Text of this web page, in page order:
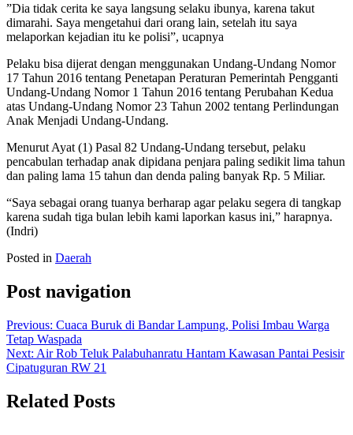
”Dia tidak cerita ke saya langsung selaku ibunya, karena takut
dimarahi. Saya mengetahui dari orang lain, setelah itu saya
melaporkan kejadian itu ke polisi”, ucapnya
Pelaku bisa dijerat dengan menggunakan Undang-Undang Nomor
17 Tahun 2016 tentang Penetapan Peraturan Pemerintah Pengganti
Undang-Undang Nomor 1 Tahun 2016 tentang Perubahan Kedua
atas Undang-Undang Nomor 23 Tahun 2002 tentang Perlindungan
Anak Menjadi Undang-Undang.
Menurut Ayat (1) Pasal 82 Undang-Undang tersebut, pelaku
pencabulan terhadap anak dipidana penjara paling sedikit lima tahun
dan paling lama 15 tahun dan denda paling banyak Rp. 5 Miliar.
“Saya sebagai orang tuanya berharap agar pelaku segera di tangkap
karena sudah tiga bulan lebih kami laporkan kasus ini,” harapnya.
(Indri)
Posted in Daerah
Post navigation
Previous: Cuaca Buruk di Bandar Lampung, Polisi Imbau Warga
Tetap Waspada
Next: Air Rob Teluk Palabuhanratu Hantam Kawasan Pantai Pesisir
Cipatuguran RW 21
Related Posts